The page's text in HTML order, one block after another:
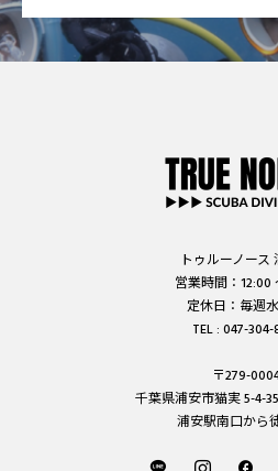
トゥルーノース
営業時間：12:00
定休日：毎週
TEL : 047-304-
〒279-
千葉県浦安市猫実 5-4-
浦安駅南口から